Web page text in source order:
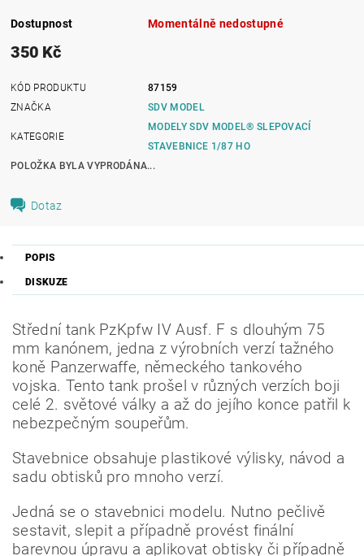
Dostupnost Momentálně nedostupné
350 Kč
KÓD PRODUKTU
87159
ZNAČKA
SDV MODEL
KATEGORIE
MODELY SDV MODEL® SLEPOVACÍ
STAVEBNICE 1/87 HO
POLOŽKA BYLA VYPRODÁNA...
Dotaz
POPIS
DISKUZE
Střední tank PzKpfw IV Ausf. F s dlouhým 75
mm kanónem, jedna z výrobních verzí tažného
koně Panzerwaffe, německého tankového
vojska. Tento tank prošel v různých verzích boji
celé 2. světové války a až do jejího konce patřil k
nebezpečným soupeřům.
Stavebnice obsahuje plastikové výlisky, návod a
sadu obtisků pro mnoho verzí.
Jedná se o stavebnici modelu. Nutno pečlivě
sestavit, slepit a případně provést finální
barevnou úpravu a aplikovat obtisky či případně